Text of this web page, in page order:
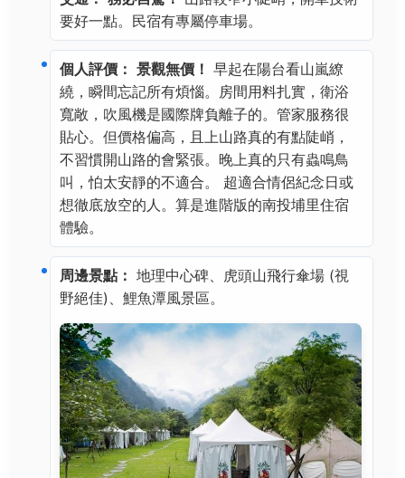
要好一點。民宿有專屬停車場。
個人評價： 景觀無價！ 早起在陽台看山嵐繚
繞，瞬間忘記所有煩惱。房間用料扎實，衛浴
寬敞，吹風機是國際牌負離子的。管家服務很
貼心。但價格偏高，且上山路真的有點陡峭，
不習慣開山路的會緊張。晚上真的只有蟲鳴鳥
叫，怕太安靜的不適合。 超適合情侶紀念日或
想徹底放空的人。算是進階版的南投埔里住宿
體驗。
周邊景點： 地理中心碑、虎頭山飛行傘場 (視
野絕佳)、鯉魚潭風景區。